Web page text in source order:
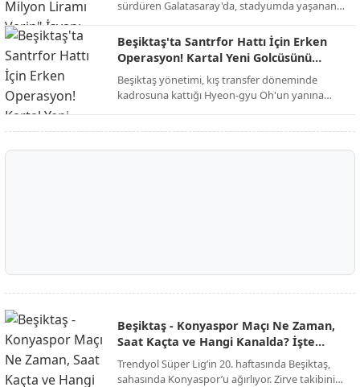
sürdüren Galatasaray'da, stadyumda yaşanan
kaldı.
Beşiktaş'ta Santrfor Hattı İçin Erken
Operasyon! Kartal Yeni Golcüsünü
Buldu
Beşiktaş yönetimi, kış transfer döneminde
kadrosuna kattığı Hyeon-gyu Oh'un yanına
Beşiktaş - Konyaspor Maçı Ne Zaman,
Saat Kaçta ve Hangi Kanalda? İşte
Muhtemel 11'ler!
Trendyol Süper Lig’in 20. haftasında Beşiktaş,
sahasında Konyaspor’u ağırlıyor. Zirve takibini